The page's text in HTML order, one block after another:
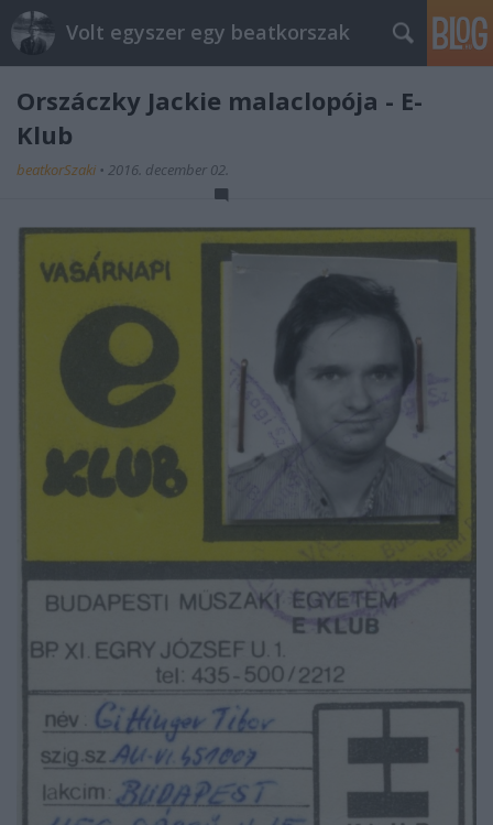
Volt egyszer egy beatkorszak
Orszáczky Jackie malaclopója - E-
Klub
beatkorSzaki • 2016. december 02.